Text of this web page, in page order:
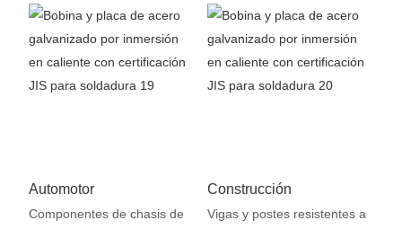
Automotor
Componentes de chasis de
Construcción
Vigas y postes resistentes a